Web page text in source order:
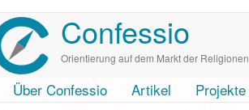
Confessio
Orientierung auf dem Markt der Religionen
Über Confessio Artikel Projekte